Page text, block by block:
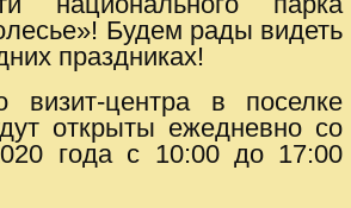
Будем рады видеть
праздниках!
визит-центра в поселке
открыты ежедневно со
года с 10:00 до 17:00